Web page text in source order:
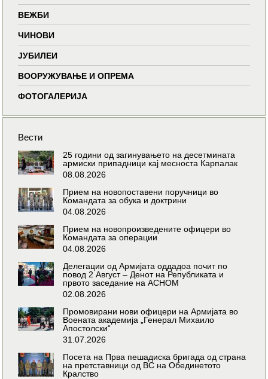
ВЕЖБИ
ЧИНОВИ
ЈУБИЛЕИ
ВООРУЖУВАЊЕ И ОПРЕМА
ФОТОГАЛЕРИЈА
Вести
25 години од загинувањето на десетмината
армиски припадници кај месноста Карпалак
08.08.2026
Прием на новопоставени поручници во
Командата за обука и доктрини
04.08.2026
Прием на новопроизведените офицери во
Командата за операции
04.08.2026
Делегации од Армијата оддадоа почит по
повод 2 Август – Денот на Републиката и
првото заседание на АСНОМ
02.08.2026
Промовирани нови офицери на Армијата во
Воената академија „Генерал Михаило
Апостолски“
31.07.2026
Посета на Прва пешадиска бригада од страна
на претставници од ВС на Обединетото
Кралство